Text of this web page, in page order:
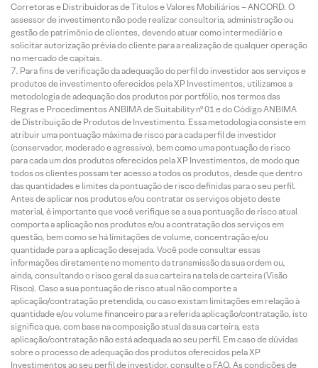
Corretoras e Distribuidoras de Títulos e Valores Mobiliários – ANCORD. O
assessor de investimento não pode realizar consultoria, administração ou
gestão de patrimônio de clientes, devendo atuar como intermediário e
solicitar autorização prévia do cliente para a realização de qualquer operação
no mercado de capitais.
Para fins de verificação da adequação do perfil do investidor aos serviços e
produtos de investimento oferecidos pela XP Investimentos, utilizamos a
metodologia de adequação dos produtos por portfólio, nos termos das
Regras e Procedimentos ANBIMA de Suitability nº 01 e do Código ANBIMA
de Distribuição de Produtos de Investimento. Essa metodologia consiste em
atribuir uma pontuação máxima de risco para cada perfil de investidor
(conservador, moderado e agressivo), bem como uma pontuação de risco
para cada um dos produtos oferecidos pela XP Investimentos, de modo que
todos os clientes possam ter acesso a todos os produtos, desde que dentro
das quantidades e limites da pontuação de risco definidas para o seu perfil.
Antes de aplicar nos produtos e/ou contratar os serviços objeto deste
material, é importante que você verifique se a sua pontuação de risco atual
comporta a aplicação nos produtos e/ou a contratação dos serviços em
questão, bem como se há limitações de volume, concentração e/ou
quantidade para a aplicação desejada. Você pode consultar essas
informações diretamente no momento da transmissão da sua ordem ou,
ainda, consultando o risco geral da sua carteira na tela de carteira (Visão
Risco). Caso a sua pontuação de risco atual não comporte a
aplicação/contratação pretendida, ou caso existam limitações em relação à
quantidade e/ou volume financeiro para a referida aplicação/contratação, isto
significa que, com base na composição atual da sua carteira, esta
aplicação/contratação não está adequada ao seu perfil. Em caso de dúvidas
sobre o processo de adequação dos produtos oferecidos pela XP
Investimentos ao seu perfil de investidor, consulte o FAQ. As condições de